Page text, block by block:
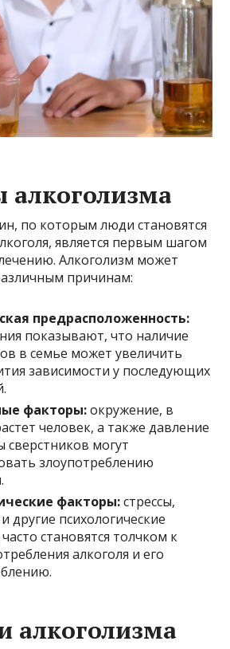
по которым люди становятся
является первым шагом
Алкоголизм может
причинам:
предрасположенность:
показывают, что наличие
в семье может увеличить
зависимости у последующих
факторы:окружение, в
человек, а также давление
сверстников могут
злоупотреблению
факторы:стрессы,
другие психологические
становятся толчком к
алкоголя и его
алкоголизма